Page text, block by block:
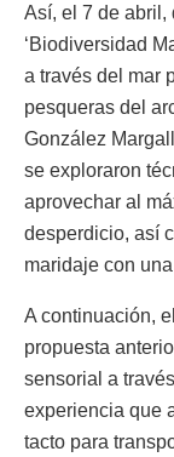
Así, el 7 de abril,
‘Biodiversidad
a través del mar
pesqueras del
González
se exploraron
aprovechar al
desperdicio, así
maridaje con
A continuación,
propuesta
sensorial a
experiencia que
tacto para